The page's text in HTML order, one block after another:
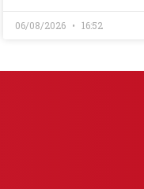
06/08/2026 16:52